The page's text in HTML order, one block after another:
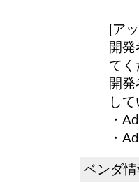
[ア
開
てく
開
して
・
・
ベンダ情